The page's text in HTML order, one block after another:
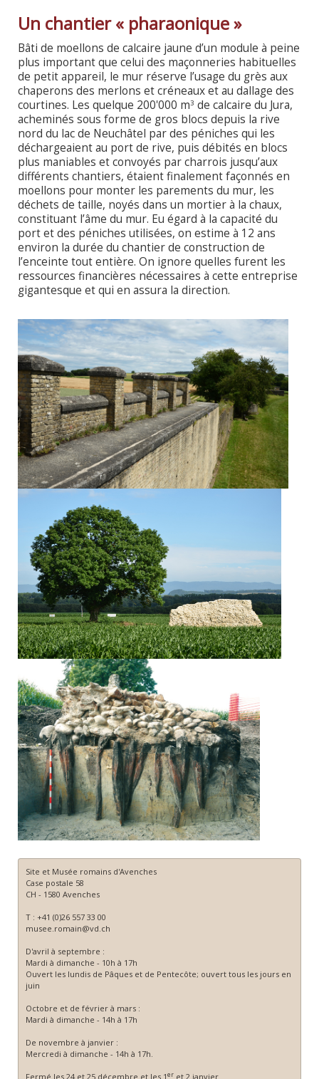
Un chantier « pharaonique »
Bâti de moellons de calcaire jaune d’un module à peine
plus important que celui des maçonneries habituelles
de petit appareil, le mur réserve l’usage du grès aux
chaperons des merlons et créneaux et au dallage des
courtines. Les quelque 200'000 m3 de calcaire du Jura,
acheminés sous forme de gros blocs depuis la rive
nord du lac de Neuchâtel par des péniches qui les
déchargeaient au port de rive, puis débités en blocs
plus maniables et convoyés par charrois jusqu’aux
différents chantiers, étaient finalement façonnés en
moellons pour monter les parements du mur, les
déchets de taille, noyés dans un mortier à la chaux,
constituant l’âme du mur. Eu égard à la capacité du
port et des péniches utilisées, on estime à 12 ans
environ la durée du chantier de construction de
l’enceinte tout entière. On ignore quelles furent les
ressources financières nécessaires à cette entreprise
gigantesque et qui en assura la direction.
Site et Musée romains d'Avenches
Case postale 58
CH - 1580 Avenches
T : +41 (0)26 557 33 00
musee.romain@vd.ch
D'avril à septembre :
Mardi à dimanche - 10h à 17h
Ouvert les lundis de Pâques et de Pentecôte; ouvert tous les jours en
juin
Octobre et de février à mars :
Mardi à dimanche - 14h à 17h
De novembre à janvier :
Mercredi à dimanche - 14h à 17h.
Fermé les 24 et 25 décembre et les 1er et 2 janvier